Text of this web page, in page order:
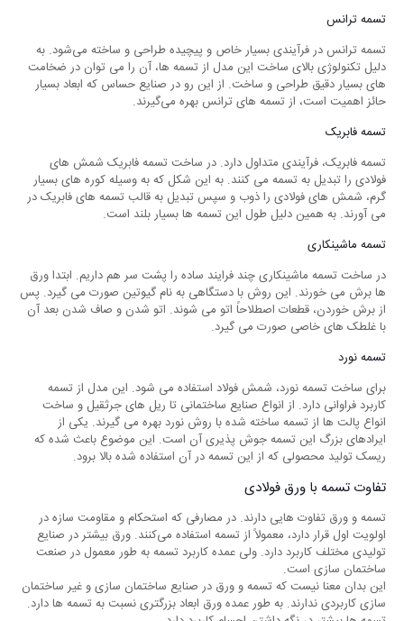
تسمه ترانس
تسمه ترانس در فرآیندی بسیار خاص و پیچیده طراحی و ساخته می‌شود. به
دلیل تکنولوژی بالای ساخت این مدل از تسمه‌ ها، آن را می ‌توان در ضخامت
‌های بسیار دقیق طراحی و ساخت. از این رو در صنایع حساس که ابعاد بسیار
حائز اهمیت است، از تسمه ‌های ترانس بهره می‌گیرند.
تسمه فابریک
تسمه فابریک، فرآیندی متداول دارد. در ساخت تسمه فابریک شمش‌ های
فولادی را تبدیل به تسمه می ‌کنند. به این شکل که به وسیله‌ کوره ‌های بسیار
گرم، شمش ‌های فولادی را ذوب و سپس تبدیل به قالب تسمه ‌‌های فابریک در
می‌ آورند. به همین دلیل طول این تسمه ‌ها بسیار بلند است.
تسمه ماشینکاری
در ساخت تسمه ماشینکاری چند فرایند ساده را پشت سر هم داریم. ابتدا ورق
‌ها برش می ‌خورند. این روش با دستگاهی به نام گیوتین صورت می‌ گیرد. پس
از برش خوردن، قطعات اصطلاحاً اتو می‌ شوند. اتو شدن و صاف شدن بعد آن
با غلطک ‌های خاصی صورت می ‌گیرد.
تسمه نورد
برای ساخت تسمه نورد، شمش فولاد استفاده می‌ شود. این مدل از تسمه
کاربرد فراوانی دارد. از انواع صنایع ساختمانی تا ریل‌ های جرثقیل و ساخت
انواع پالت ‌ها از تسمه ساخته شده با روش نورد بهره می‌ گیرند. یکی از
ایرادهای بزرگ این تسمه جوش‌ پذیری آن است. این موضوع باعث شده که
ریسک تولید محصولی که از این تسمه در آن استفاده شده بالا برود.
تفاوت تسمه با ورق فولادی
تسمه و ورق تفاوت‌ هایی دارند. در مصارفی که استحکام و مقاومت سازه در
اولویت اول قرار دارد، معمولاً از تسمه استفاده می‌کنند. ورق بیشتر در صنایع
تولیدی مختلف کاربرد دارد. ولی عمده کاربرد تسمه به طور معمول در صنعت
ساختمان‌ سازی است.
این بدان معنا نیست که تسمه و ورق در صنایع ساختمان‌ سازی و غیر ساختمان
‌سازی کاربردی ندارند. به طور عمده ورق ابعاد بزرگتری نسبت به تسمه ‌ها دارد.